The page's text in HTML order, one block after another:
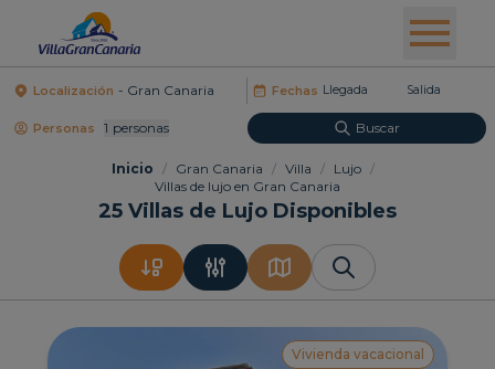
Localización Fechas
Personas 1 Personas Buscar
Inicio / Gran Canaria / Villa / Lujo /
Villas de lujo en Gran Canaria
25 Villas de Lujo Disponibles
Vivienda vacacional